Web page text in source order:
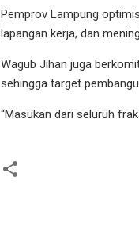
Pemprov Lampung
lapangan kerja, dan
Wagub Jihan juga
sehingga target
“Masukan dari seluruh